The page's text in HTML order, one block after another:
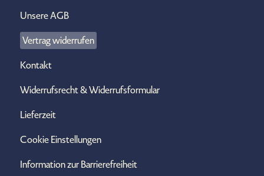
Unsere AGB
Vertrag widerrufen
Kontakt
Widerrufsrecht & Widerrufsformular
Lieferzeit
Cookie Einstellungen
Information zur Barrierefreiheit